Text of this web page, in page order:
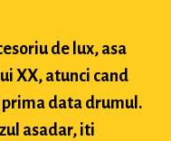
de lux, asa
XX, atunci cand
data drumul.
asadar, iti